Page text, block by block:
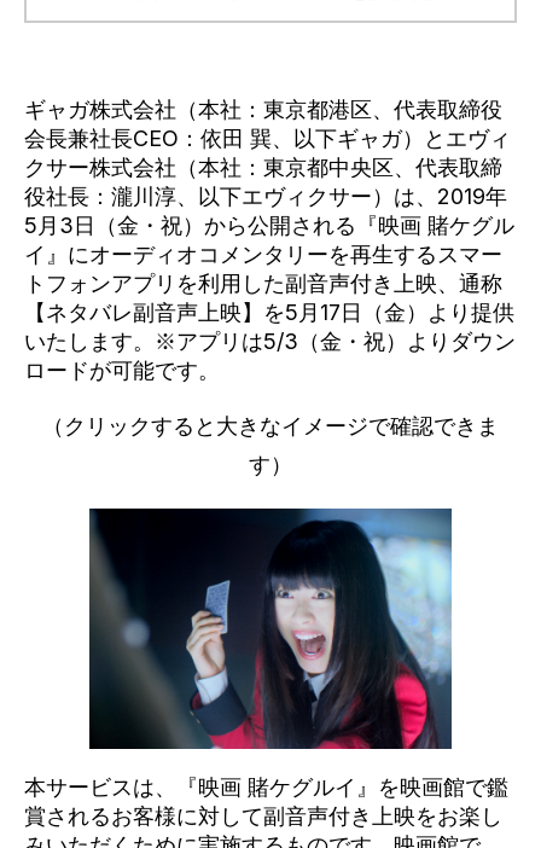
ギャガ株式会社（本社：東京都港区、代表取締役
会長兼社長CEO：依田 巽、以下ギャガ）とエヴィ
クサー株式会社（本社：東京都中央区、代表取締
役社長：瀧川淳、以下エヴィクサー）は、2019年
5月3日（金・祝）から公開される『映画 賭ケグル
イ』にオーディオコメンタリーを再生するスマー
トフォンアプリを利用した副音声付き上映、通称
【ネタバレ副音声上映】を5月17日（金）より提供
いたします。※アプリは5/3（金・祝）よりダウン
ロードが可能です。
（クリックすると大きなイメージで確認できま
す）
本サービスは、『映画 賭ケグルイ』を映画館で鑑
賞されるお客様に対して副音声付き上映をお楽し